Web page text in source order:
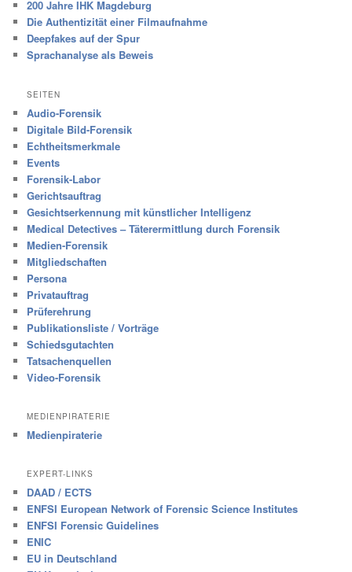
200 Jahre IHK Magdeburg
Die Authentizität einer Filmaufnahme
Deepfakes auf der Spur
Sprachanalyse als Beweis
SEITEN
Audio-Forensik
Digitale Bild-Forensik
Echtheitsmerkmale
Events
Forensik-Labor
Gerichtsauftrag
Gesichtserkennung mit künstlicher Intelligenz
Medical Detectives – Täterermittlung durch Forensik
Medien-Forensik
Mitgliedschaften
Persona
Privatauftrag
Prüferehrung
Publikationsliste / Vorträge
Schiedsgutachten
Tatsachenquellen
Video-Forensik
MEDIENPIRATERIE
Medienpiraterie
EXPERT-LINKS
DAAD / ECTS
ENFSI European Network of Forensic Science Institutes
ENFSI Forensic Guidelines
ENIC
EU in Deutschland